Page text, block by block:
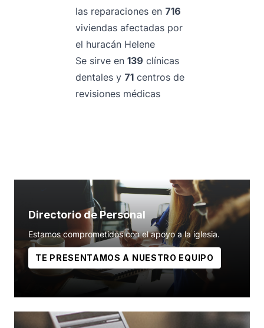
las reparaciones en 716
viviendas afectadas por
el huracán Helene
Se sirve en 139 clínicas
dentales y 71 centros de
revisiones médicas
Directorio de Personal
Estamos comprometidos con el apoyo a la iglesia.
TE PRESENTAMOS A NUESTRO EQUIPO